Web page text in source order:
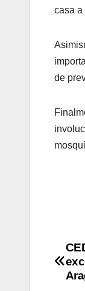
casa a
de